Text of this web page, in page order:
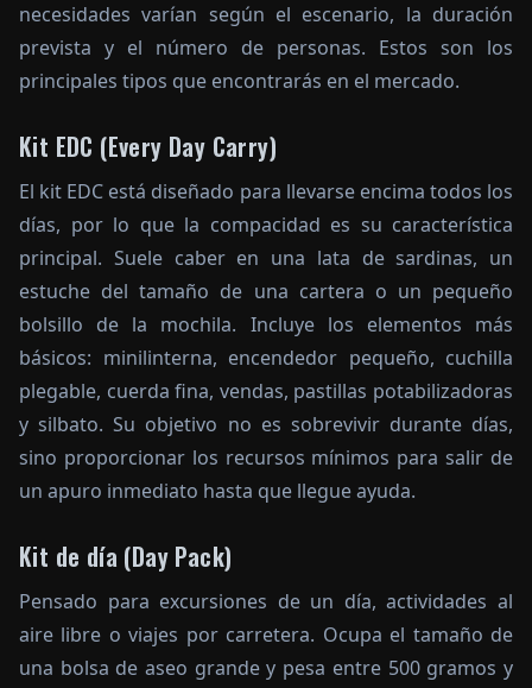
necesidades varían según el escenario, la duración
prevista y el número de personas. Estos son los
principales tipos que encontrarás en el mercado.
Kit EDC (Every Day Carry)
El kit EDC está diseñado para llevarse encima todos los
días, por lo que la compacidad es su característica
principal. Suele caber en una lata de sardinas, un
estuche del tamaño de una cartera o un pequeño
bolsillo de la mochila. Incluye los elementos más
básicos: minilinterna, encendedor pequeño, cuchilla
plegable, cuerda fina, vendas, pastillas potabilizadoras
y silbato. Su objetivo no es sobrevivir durante días,
sino proporcionar los recursos mínimos para salir de
un apuro inmediato hasta que llegue ayuda.
Kit de día (Day Pack)
Pensado para excursiones de un día, actividades al
aire libre o viajes por carretera. Ocupa el tamaño de
una bolsa de aseo grande y pesa entre 500 gramos y